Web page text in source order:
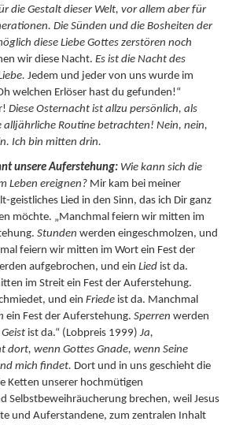
die Gestalt dieser Welt, vor allem aber für
Die Sünden und die Bosheiten der
diese Liebe Gottes zerstören noch
wir diese Nacht. Es ist die Nacht des
Jedem und jeder von uns wurde im
welchen Erlöser hast du gefunden!“
Diese Osternacht ist allzu persönlich, als
alljährliche Routine betrachten! Nein, nein,
Ich bin mitten drin.
unsere Auferstehung: Wie kann sich die
Leben ereignen? Mir kam bei meiner
geistliches Lied in den Sinn, das ich Dir ganz
möchte. „Manchmal feiern wir mitten im
Stunden werden eingeschmolzen, und
feiern wir mitten im Wort ein Fest der
aufgebrochen, und ein Lied ist da.
im Streit ein Fest der Auferstehung.
und ein Friede ist da. Manchmal
ein Fest der Auferstehung. Sperren werden
Geist ist da.“ (Lobpreis 1999) Ja,
dort, wenn Gottes Gnade, wenn Seine
mich findet. Dort und in uns geschieht die
Ketten unserer hochmütigen
Selbstbeweihräucherung brechen, weil Jesus
und Auferstandene, zum zentralen Inhalt